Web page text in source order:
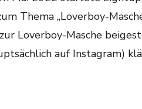
Thema „Loverboy-
Loverboy-Masche
auf Instagram)